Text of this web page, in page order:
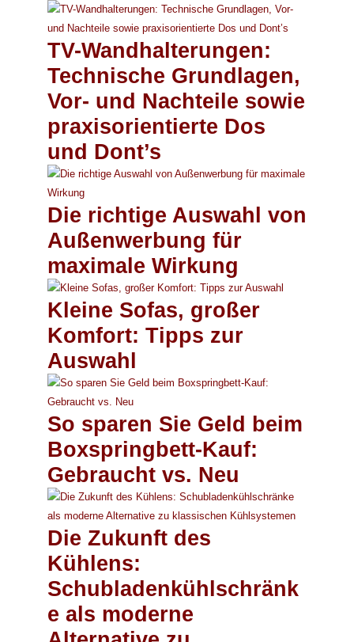
TV-Wandhalterungen:
Technische Grundlagen,
Vor- und Nachteile sowie
praxisorientierte Dos
und Dont’s
Die richtige Auswahl von
Außenwerbung für
maximale Wirkung
Kleine Sofas, großer
Komfort: Tipps zur
Auswahl
So sparen Sie Geld beim
Boxspringbett-Kauf:
Gebraucht vs. Neu
Die Zukunft des
Kühlens:
Schubladenkühlschränk
e als moderne